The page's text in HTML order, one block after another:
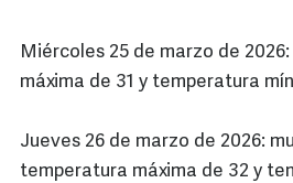
Miércoles 25 de marzo de
máxima de 31 y temperatura
Jueves 26 de marzo de 2026:
temperatura máxima de 32 y